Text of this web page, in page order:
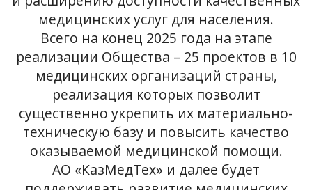
медицинских услуг для населения.
Всего на конец 2025 года на этапе
реализации Общества – 25 проектов в 10
медицинских организаций страны,
реализация которых позволит
существенно укрепить их материально-
техническую базу и повысить качество
оказываемой медицинской помощи.
АО «КазМедТех» и далее будет